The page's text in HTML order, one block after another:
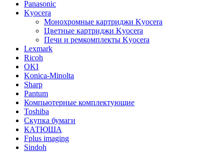
Panasonic
Kyocera
Монохромные картриджи Kyocera
Цветные картриджи Kyocera
Печи и ремкомплекты Kyocera
Lexmark
Ricoh
OKI
Konica-Minolta
Sharp
Pantum
Компьютерные комплектующие
Toshiba
Скупка бумаги
КАТЮША
Fplus imaging
Sindoh